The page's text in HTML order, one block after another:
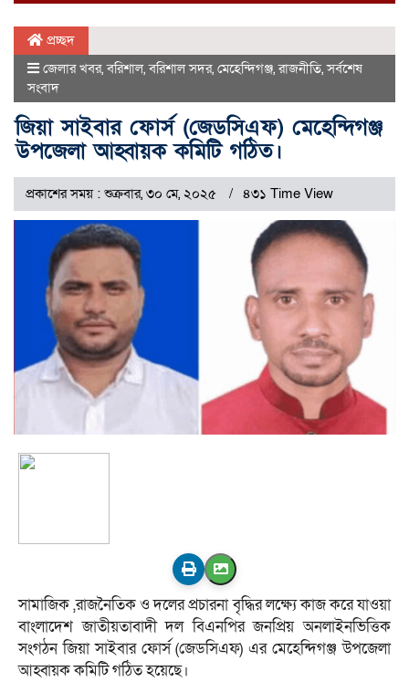
প্রচ্ছদ
জেলার খবর,বরিশাল,বরিশাল সদর, মেহেন্দিগঞ্জ,রাজনীতি,সর্বশেষ
সংবাদ
জিয়া সাইবার ফোর্স (জেডসিএফ) মেহেন্দিগঞ্জ
উপজেলা আহ্বায়ক কমিটি গঠিত।
প্রকাশের সময় : শুক্রবার, ৩০ মে, ২০২৫ ৪৩১ Time View
সামাজিক ,রাজনৈতিক ও দলের প্রচারনা বৃদ্ধির লক্ষ্যে কাজ করে যাওয়া
বাংলাদেশ জাতীয়তাবাদী দল বিএনপির জনপ্রিয় অনলাইনভিত্তিক
সংগঠন জিয়া সাইবার ফোর্স (জেডসিএফ) এর মেহেন্দিগঞ্জ উপজেলা
আহ্বায়ক কমিটি গঠিত হয়েছে।